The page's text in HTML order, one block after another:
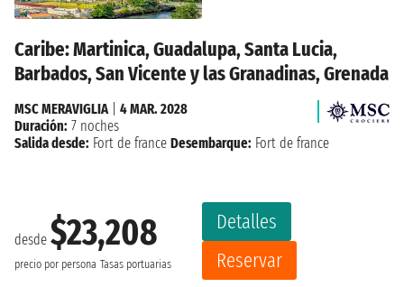
Caribe: Martinica, Guadalupa, Santa Lucia,
Barbados, San Vicente y las Granadinas, Grenada
desde $23,208
precio por persona Tasas portuarias
Detalles
Reservar
MSC MERAVIGLIA| 4 MAR. 2028
Duración: 7 noches
Salida desde: Fort de france Desembarque: Fort de france